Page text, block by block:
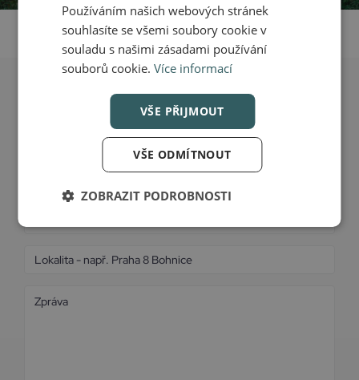
Chci pronajmout byt
Používáním našich webových stránek
souhlasíte se všemi soubory cookie v
souladu s našimi zásadami používání
souborů cookie. Více informací
VŠE PŘIJMOUT
VŠE ODMÍTNOUT
ZOBRAZIT PODROBNOSTI